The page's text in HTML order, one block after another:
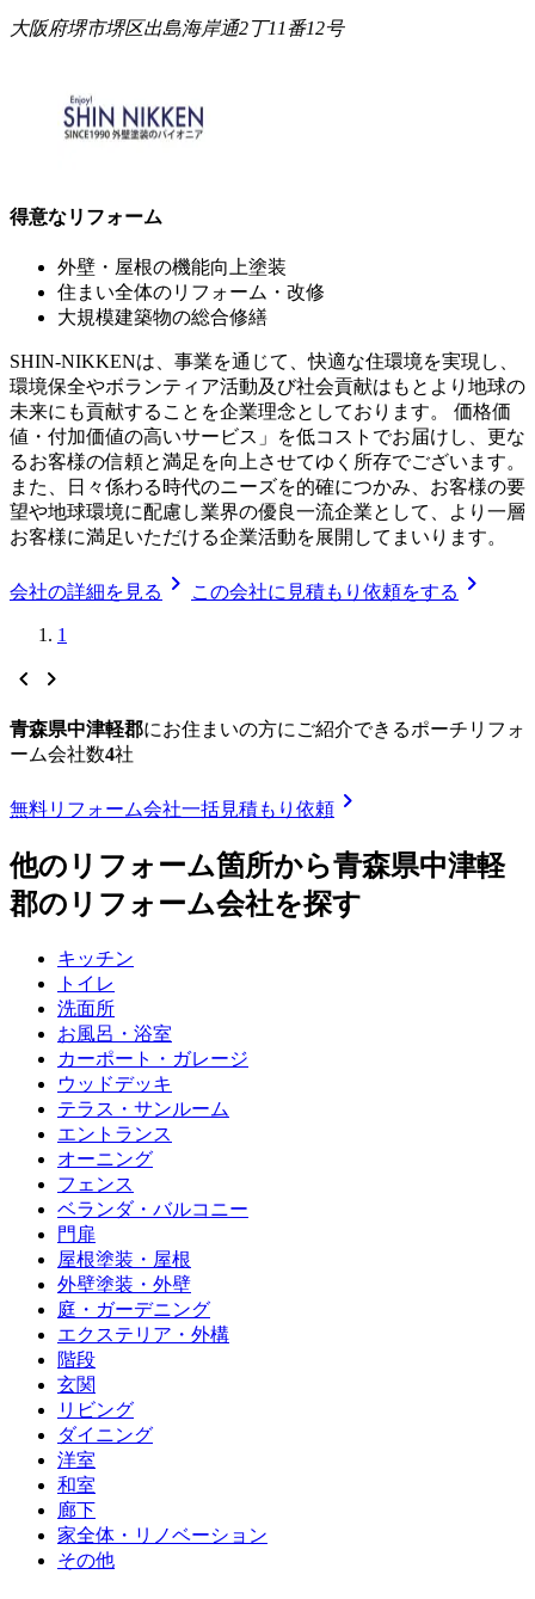
大阪府堺市堺区出島海岸通2丁11番12号
得意なリフォーム
外壁・屋根の機能向上塗装
住まい全体のリフォーム・改修
大規模建築物の総合修繕
SHIN-NIKKENは、事業を通じて、快適な住環境を実現し、
環境保全やボランティア活動及び社会貢献はもとより地球の
未来にも貢献することを企業理念としております。 価格価
値・付加価値の高いサービス」を低コストでお届けし、更な
るお客様の信頼と満足を向上させてゆく所存でございます。
また、日々係わる時代のニーズを的確につかみ、お客様の要
望や地球環境に配慮し業界の優良一流企業として、より一層
お客様に満足いただける企業活動を展開してまいります。
会社の詳細を見る chevron_right この会社に見積もり依頼をする chevron_right
1
chevron_left chevron_right
青森県中津軽郡にお住まいの方にご紹介できるポーチリフォ
ーム会社数4社
無料リフォーム会社一括見積もり依頼 chevron_right
他のリフォーム箇所から青森県中津軽
郡のリフォーム会社を探す
キッチン
トイレ
洗面所
お風呂・浴室
カーポート・ガレージ
ウッドデッキ
テラス・サンルーム
エントランス
オーニング
フェンス
ベランダ・バルコニー
門扉
屋根塗装・屋根
外壁塗装・外壁
庭・ガーデニング
エクステリア・外構
階段
玄関
リビング
ダイニング
洋室
和室
廊下
家全体・リノベーション
その他